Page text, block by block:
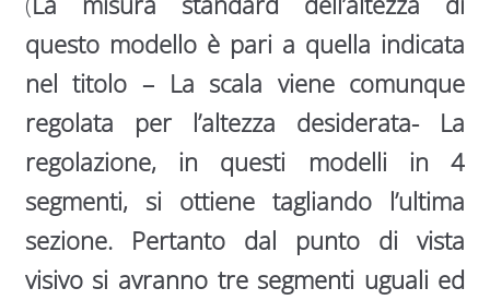
questo modello è pari a quella indicata
nel titolo – La scala viene comunque
regolata per l’altezza desiderata- La
regolazione, in questi modelli in 4
segmenti, si ottiene tagliando l’ultima
sezione. Pertanto dal punto di vista
visivo si avranno tre segmenti uguali ed